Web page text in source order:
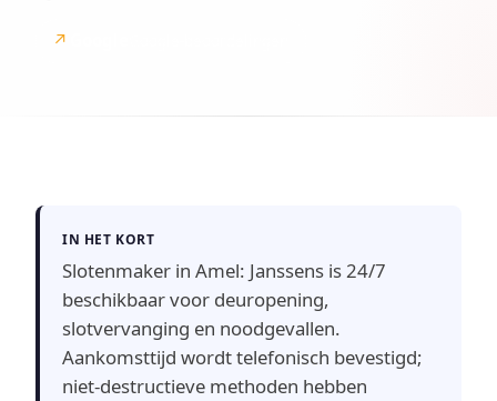
↗
IN HET KORT
Slotenmaker in Amel: Janssens is 24/7
beschikbaar voor deuropening,
slotvervanging en noodgevallen.
Aankomsttijd wordt telefonisch bevestigd;
niet-destructieve methoden hebben